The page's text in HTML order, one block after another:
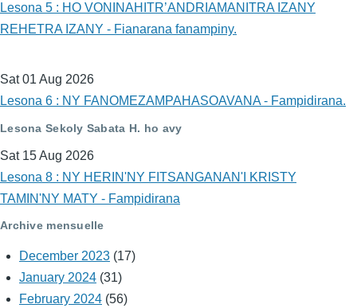
Lesona 5 : HO VONINAHITR’ANDRIAMANITRA IZANY
REHETRA IZANY - Fianarana fanampiny.
Sat 01 Aug 2026
Lesona 6 : NY FANOMEZAMPAHASOAVANA - Fampidirana.
Lesona Sekoly Sabata H. ho avy
Sat 15 Aug 2026
Lesona 8 : NY HERIN'NY FITSANGANAN'I KRISTY
TAMIN'NY MATY - Fampidirana
Archive mensuelle
December 2023 (17)
January 2024 (31)
February 2024 (56)